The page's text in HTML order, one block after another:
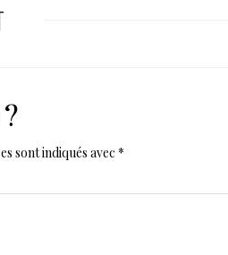
sont indiqués avec *